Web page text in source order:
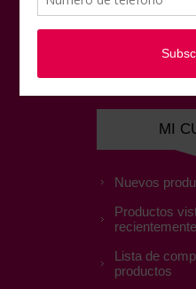
Pedidos
Direcciones
Favoritos
MI
Nuevos
Productos
recientemente
Lista de
productos